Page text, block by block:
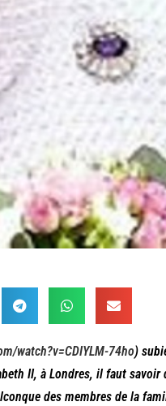
watch?v=CDIYLM-74ho)
II, à Londres, il faut savoir
des membres de la